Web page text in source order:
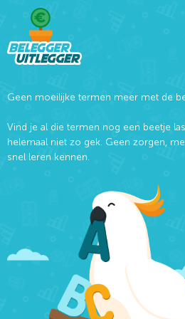
Geen moeilijke termen meer met de
Vind je al die termen nog een beetje
helemaal niet zo gek. Geen zorgen,
snel leren kennen.
Wat wil je